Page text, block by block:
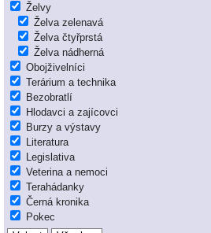
Želvy
Želva zelenavá
Želva čtyřprstá
Želva nádherná
Obojživelníci
Terárium a technika
Bezobratlí
Hlodavci a zajícovci
Burzy a výstavy
Literatura
Legislativa
Veterina a nemoci
Terahádanky
Černá kronika
Pokec